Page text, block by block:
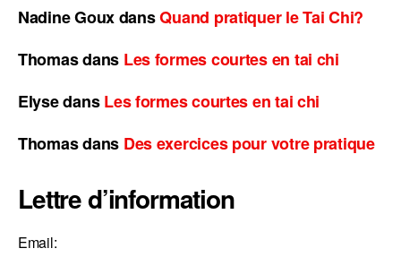
Nadine GouxdansQuand pratiquer le Tai Chi?
Thomasdans Les formes courtes en tai chi
ElysedansLes formes courtes en tai chi
Thomasdans Des exercices pour votre pratique
Lettre d’information
Email: